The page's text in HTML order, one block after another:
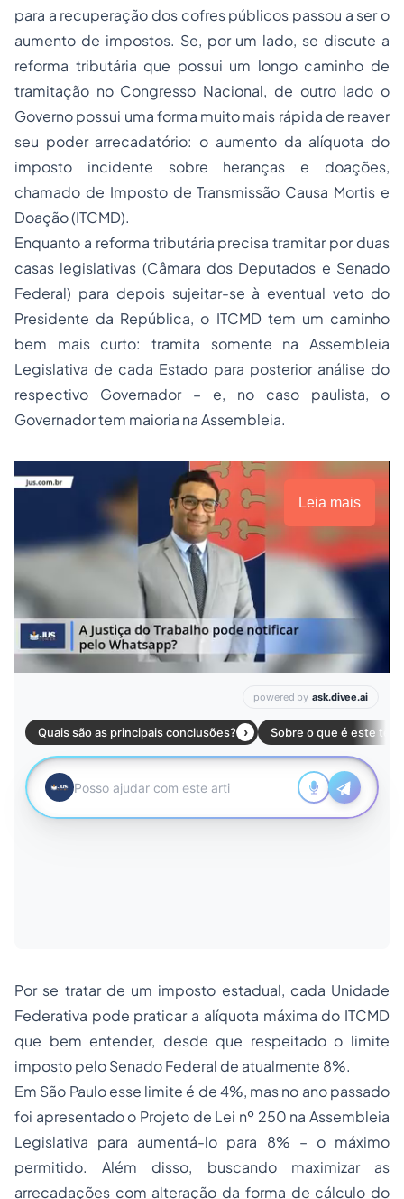
para a recuperação dos cofres públicos passou a ser o
aumento de impostos. Se, por um lado, se discute a
reforma tributária que possui um longo caminho de
tramitação no Congresso Nacional, de outro lado o
Governo possui uma forma muito mais rápida de reaver
seu poder arrecadatório: o aumento da alíquota do
imposto incidente sobre heranças e doações,
chamado de Imposto de Transmissão Causa Mortis e
Doação (ITCMD).
Enquanto a reforma tributária precisa tramitar por duas
casas legislativas (Câmara dos Deputados e Senado
Federal) para depois sujeitar-se à eventual veto do
Presidente da República, o ITCMD tem um caminho
bem mais curto: tramita somente na Assembleia
Legislativa de cada Estado para posterior análise do
respectivo Governador – e, no caso paulista, o
Governador tem maioria na Assembleia.
Leia mais
Por se tratar de um imposto estadual, cada Unidade
Federativa pode praticar a alíquota máxima do ITCMD
que bem entender, desde que respeitado o limite
imposto pelo Senado Federal de atualmente 8%.
Em São Paulo esse limite é de 4%, mas no ano passado
foi apresentado o Projeto de Lei nº 250 na Assembleia
Legislativa para aumentá-lo para 8% – o máximo
permitido. Além disso, buscando maximizar as
arrecadações com alteração da forma de cálculo do